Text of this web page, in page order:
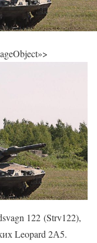
122 (Strv122),
Leopard 2А5.